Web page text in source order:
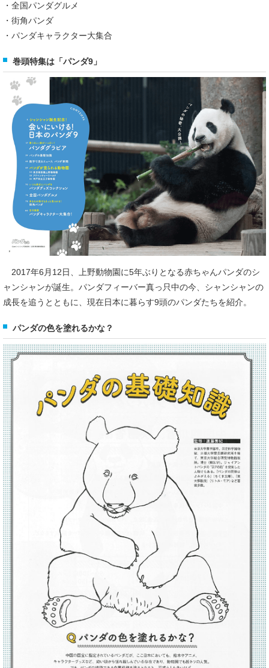
・全国パンダグルメ
・街角パンダ
・パンダキャラクター大集合
巻頭特集は「パンダ9」
2017年6月12日、上野動物園に5年ぶりとなる赤ちゃんパンダのシ
ャンシャンが誕生。パンダフィーバー真っ只中の今、シャンシャンの
成長を追うとともに、現在日本に暮らす9頭のパンダたちを紹介。
パンダの色を塗れるかな？